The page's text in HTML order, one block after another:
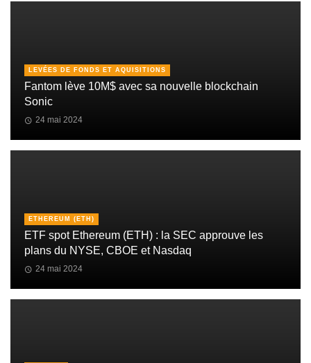
LEVÉES DE FONDS ET AQUISITIONS
Fantom lève 10M$ avec sa nouvelle blockchain
Sonic
24 mai 2024
ETHEREUM (ETH)
ETF spot Ethereum (ETH) : la SEC approuve les
plans du NYSE, CBOE et Nasdaq
24 mai 2024